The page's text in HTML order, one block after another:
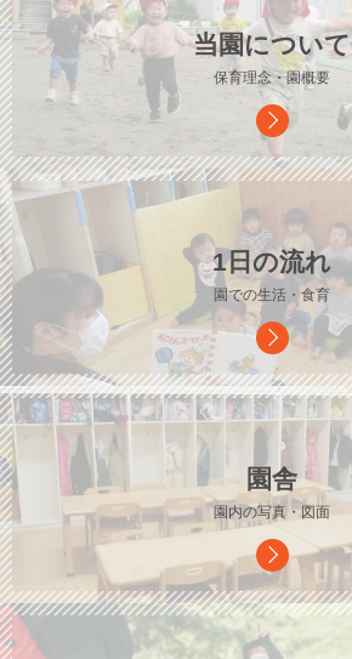
当園について
保育理念・園概要
1日の流れ
園での生活・食育
園舎
園内の写真・図面